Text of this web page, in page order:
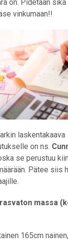
on. Pidetään
vinkumaan!!
laskentakaava
on ns.
se perustuu
Pätee siis
massa
165cm nainen,